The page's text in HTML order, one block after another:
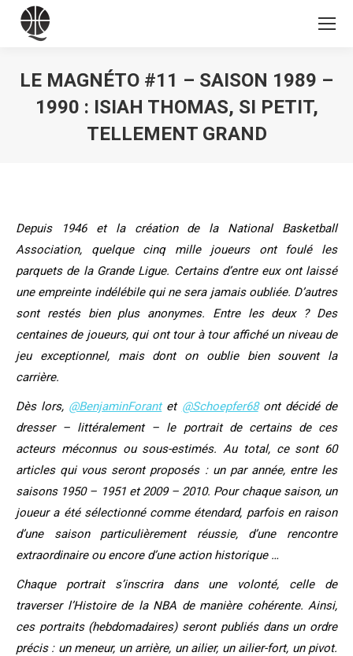
LE MAGNÉTO #11 – SAISON 1989 –
1990 : ISIAH THOMAS, SI PETIT,
TELLEMENT GRAND
Depuis 1946 et la création de la National Basketball
Association, quelque cinq mille joueurs ont foulé les
parquets de la Grande Ligue. Certains d’entre eux ont laissé
une empreinte indélébile qui ne sera jamais oubliée. D’autres
sont restés bien plus anonymes. Entre les deux ? Des
centaines de joueurs, qui ont tour à tour affiché un niveau de
jeu exceptionnel, mais dont on oublie bien souvent la
carrière.
Dès lors, @BenjaminForantet @Schoepfer68ont décidé de
dresser – littéralement – le portrait de certains de ces
acteurs méconnus ou sous-estimés. Au total, ce sont 60
articles qui vous seront proposés : un par année, entre les
saisons 1950 – 1951 et 2009 – 2010. Pour chaque saison, un
joueur a été sélectionné comme étendard, parfois en raison
d’une saison particulièrement réussie, d’une rencontre
extraordinaire ou encore d’une action historique …
Chaque portrait s’inscrira dans une volonté, celle de
traverser l’Histoire de la NBA de manière cohérente. Ainsi,
ces portraits (hebdomadaires) seront publiés dans un ordre
précis : un meneur, un arrière, un ailier, un ailier-fort, un pivot.